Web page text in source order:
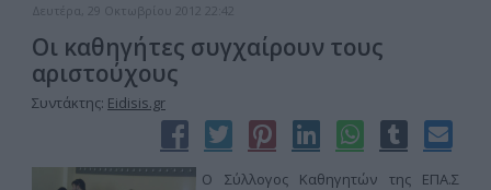
Δευτέρα, 29 Οκτωβρίου 2012 22:42
Οι καθηγήτες συγχαίρουν τους
αριστούχους
Συντάκτης: Eidisis.gr
Ο Σύλλογος Καθηγητών της ΕΠΑ.Σ